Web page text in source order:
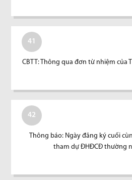
41
CBTT: Thông qua đơn từ nhiệm của
42
Thông báo: Ngày đăng ký cuối
tham dự ĐHĐCĐ thường